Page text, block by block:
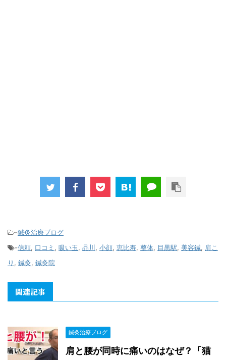
-鍼灸治療ブログ
-信頼, 口コミ , 吸い玉, 品川, 小顔, 恵比寿, 整体, 目黒駅, 美容鍼, 肩こ
り , 鍼灸, 鍼灸院
関連記事
鍼灸治療ブログ
肩と腰が同時に痛いのはなぜ？「猫